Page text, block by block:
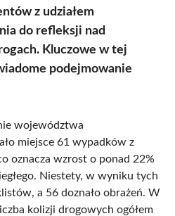
z udziałem
do refleksji nad
Kluczowe w tej
podejmowanie
województwa
miejsce 61 wypadków z
oznacza wzrost o ponad 22%
Niestety, w wyniku tych
a 56 doznało obrażeń. W
kolizji drogowych ogółem